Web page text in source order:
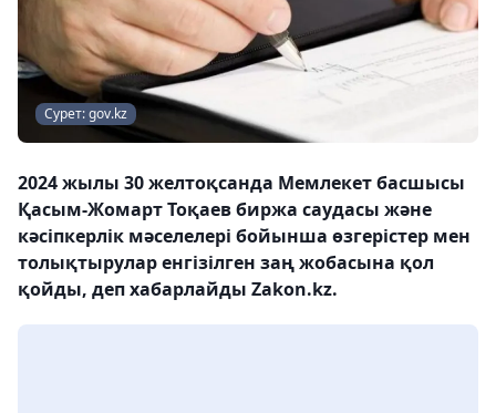
Сурет: gov.kz
2024 жылы 30 желтоқсанда Мемлекет басшысы
Қасым-Жомарт Тоқаев биржа саудасы және
кәсіпкерлік мәселелері бойынша өзгерістер мен
толықтырулар енгізілген заң жобасына қол
қойды, деп хабарлайды Zakon.kz.